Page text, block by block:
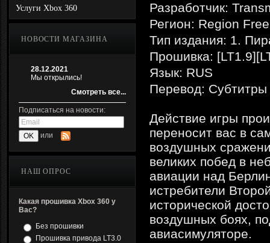
Услуги Xbox 360
НОВОСТИ МАГАЗИНА
28.12.2021
Мы открылись!
Смотреть все...
Подписаться на новости:
или
НАШ ОПРОС
Какая прошивка Xbox 360 у
Вас?
Без прошивки
Прошивка привода LT3.0
Разработчик:
Регион: Region Free
Тип издания: 1.
Прошивка:
Язык: RUS
Перевод: Субтитры
Действие игры
переносит вас в
воздушных
великих побед в
авиации над
истребители
исторической
воздушных боях,
авиасимуляторе.